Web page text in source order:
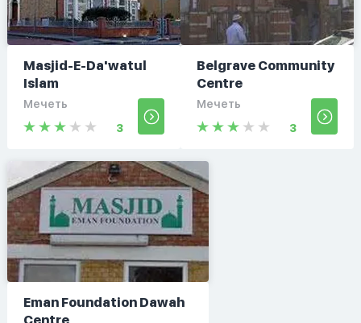
Masjid-E-Da'watul
Islam
Мечеть
3
Belgrave Community
Centre
Мечеть
3
Eman Foundation Dawah
Centre